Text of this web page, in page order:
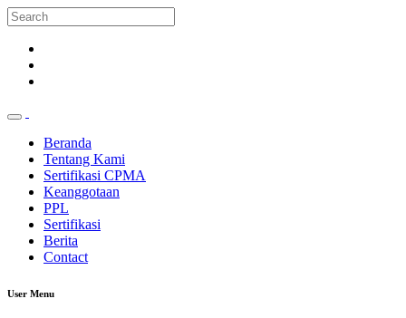
Beranda
Tentang Kami
Sertifikasi CPMA
Keanggotaan
PPL
Sertifikasi
Berita
Contact
User Menu